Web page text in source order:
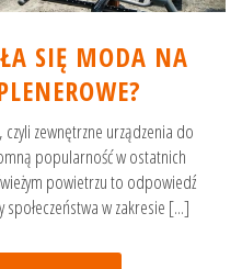
SIĘ MODA NA
zewnętrzne urządzenia do
popularność w ostatnich
powietrzu to odpowiedź
w zakresie [...]